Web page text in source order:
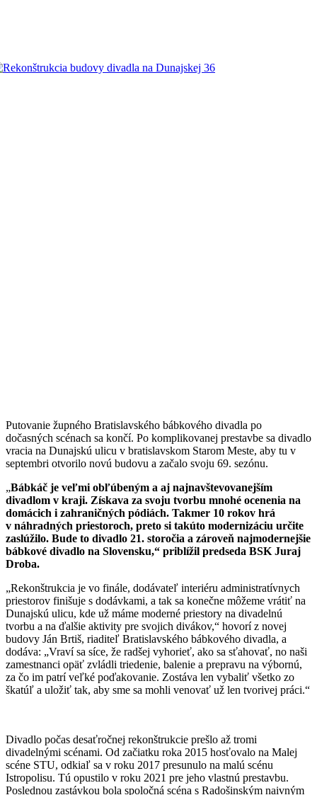
Putovanie župného Bratislavského bábkového divadla po
dočasných scénach sa končí. Po komplikovanej prestavbe sa divadlo
vracia na Dunajskú ulicu v bratislavskom Starom Meste, aby tu v
septembri otvorilo novú budovu a začalo svoju 69. sezónu.
„Bábkáč je veľmi obľúbeným a aj najnavštevovanejším
divadlom v kraji. Získava za svoju tvorbu mnohé ocenenia na
domácich i zahraničných pódiách. Takmer 10 rokov hrá
v náhradných priestoroch, preto si takúto modernizáciu určite
zaslúžilo. Bude to divadlo 21. storočia a zároveň najmodernejšie
bábkové divadlo na Slovensku,“ priblížil predseda BSK Juraj
Droba.
„Rekonštrukcia je vo finále, dodávateľ interiéru administratívnych
priestorov finišuje s dodávkami, a tak sa konečne môžeme vrátiť na
Dunajskú ulicu, kde už máme moderné priestory na divadelnú
tvorbu a na ďalšie aktivity pre svojich divákov,“ hovorí z novej
budovy Ján Brtiš, riaditeľ Bratislavského bábkového divadla, a
dodáva: „Vraví sa síce, že radšej vyhorieť, ako sa sťahovať, no naši
zamestnanci opäť zvládli triedenie, balenie a prepravu na výbornú,
za čo im patrí veľké poďakovanie. Zostáva len vybaliť všetko zo
škatúľ a uložiť tak, aby sme sa mohli venovať už len tvorivej práci.“
Divadlo počas desaťročnej rekonštrukcie prešlo až tromi
divadelnými scénami. Od začiatku roka 2015 hosťovalo na Malej
scéne STU, odkiaľ sa v roku 2017 presunulo na malú scénu
Istropolisu. Tú opustilo v roku 2021 pre jeho vlastnú prestavbu.
Poslednou zastávkou bola spoločná scéna s Radošinským naivným